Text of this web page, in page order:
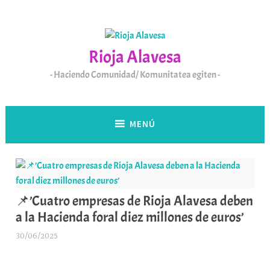
Rioja Alavesa
Haciendo Comunidad/ Komunitatea egiten
MENÚ
📌’Cuatro empresas de Rioja Alavesa deben
a la Hacienda foral diez millones de euros’
30/06/2025